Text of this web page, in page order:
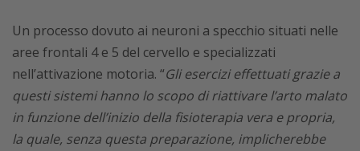
Un processo dovuto ai neuroni a specchio situati nelle
aree frontali 4 e 5 del cervello e specializzati
nell’attivazione motoria. “Gli esercizi effettuati grazie a
questi sistemi hanno lo scopo di riattivare l’arto malato
in funzione dell’inizio della fisioterapia vera e propria,
la quale, senza questa preparazione, implicherebbe